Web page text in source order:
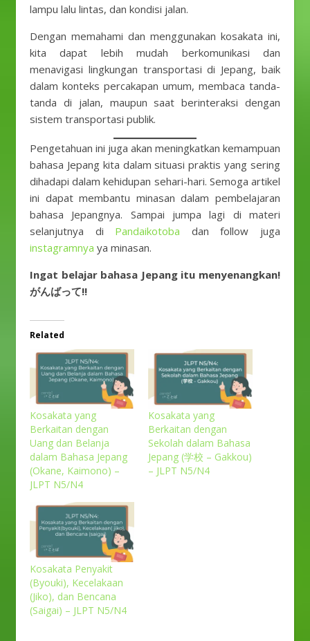
lampu lalu lintas, dan kondisi jalan.
Dengan memahami dan menggunakan kosakata ini,
kita dapat lebih mudah berkomunikasi dan
menavigasi lingkungan transportasi di Jepang, baik
dalam konteks percakapan umum, membaca tanda-
tanda di jalan, maupun saat berinteraksi dengan
sistem transportasi publik.
Pengetahuan ini juga akan meningkatkan kemampuan
bahasa Jepang kita dalam situasi praktis yang sering
dihadapi dalam kehidupan sehari-hari. Semoga artikel
ini dapat membantu minasan dalam pembelajaran
bahasa Jepangnya. Sampai jumpa lagi di materi
selanjutnya di Pandaikotoba dan follow juga
instagramnya ya minasan.
Ingat belajar bahasa Jepang itu menyenangkan!
がんばって!!
Related
Kosakata yang
Berkaitan dengan
Uang dan Belanja
dalam Bahasa Jepang
(Okane, Kaimono) –
JLPT N5/N4
Kosakata yang
Berkaitan dengan
Sekolah dalam Bahasa
Jepang (学校 – Gakkou)
– JLPT N5/N4
Kosakata Penyakit
(Byouki), Kecelakaan
(Jiko), dan Bencana
(Saigai) – JLPT N5/N4